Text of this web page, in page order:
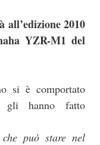
all’edizione 2010
YZR-M1 del
si è comportato
gli hanno fatto
può stare nel